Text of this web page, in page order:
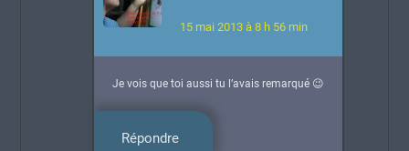
15 mai 2013 à 8 h 56 min
Je vois que toi aussi tu l’avais remarqué 😉
Répondre